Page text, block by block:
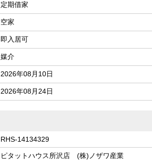
定期借家
空家
即入居可
媒介
2026年08月10日
2026年08月24日
RHS-14134329
ピタットハウス所沢店 (株)ノザワ産業